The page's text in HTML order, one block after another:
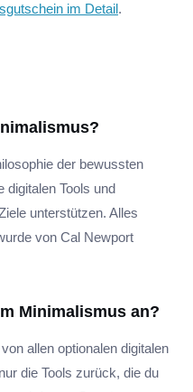
im Detail.
der bewussten
digitalen Tools und
unterstützen. Alles
von Cal Newport
Minimalismus an?
allen optionalen digitalen
die Tools zurück, die du